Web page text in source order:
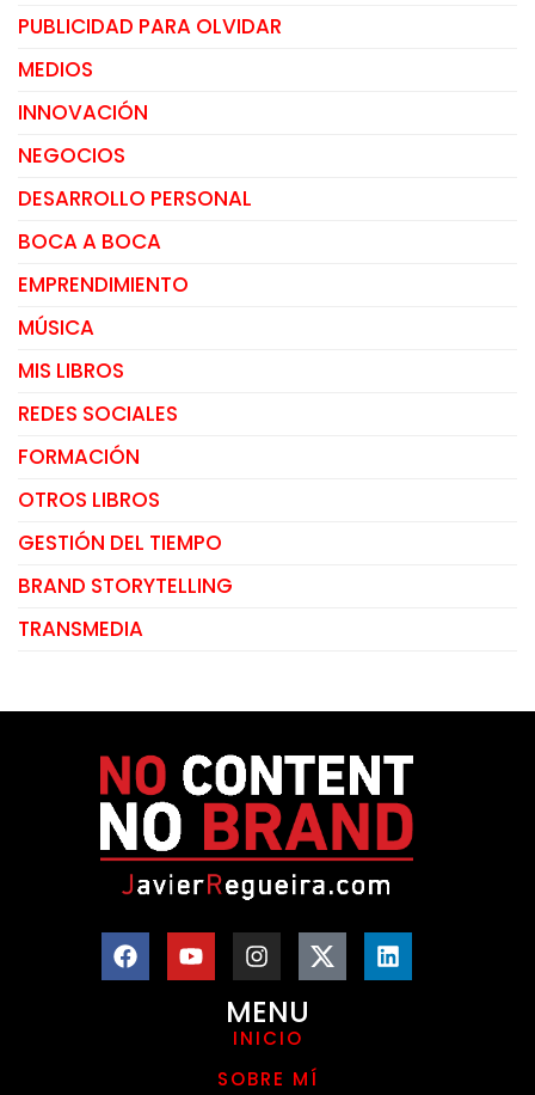
PUBLICIDAD PARA OLVIDAR
MEDIOS
INNOVACIÓN
NEGOCIOS
DESARROLLO PERSONAL
BOCA A BOCA
EMPRENDIMIENTO
MÚSICA
MIS LIBROS
REDES SOCIALES
FORMACIÓN
OTROS LIBROS
GESTIÓN DEL TIEMPO
BRAND STORYTELLING
TRANSMEDIA
MENU
INICIO
SOBRE MÍ